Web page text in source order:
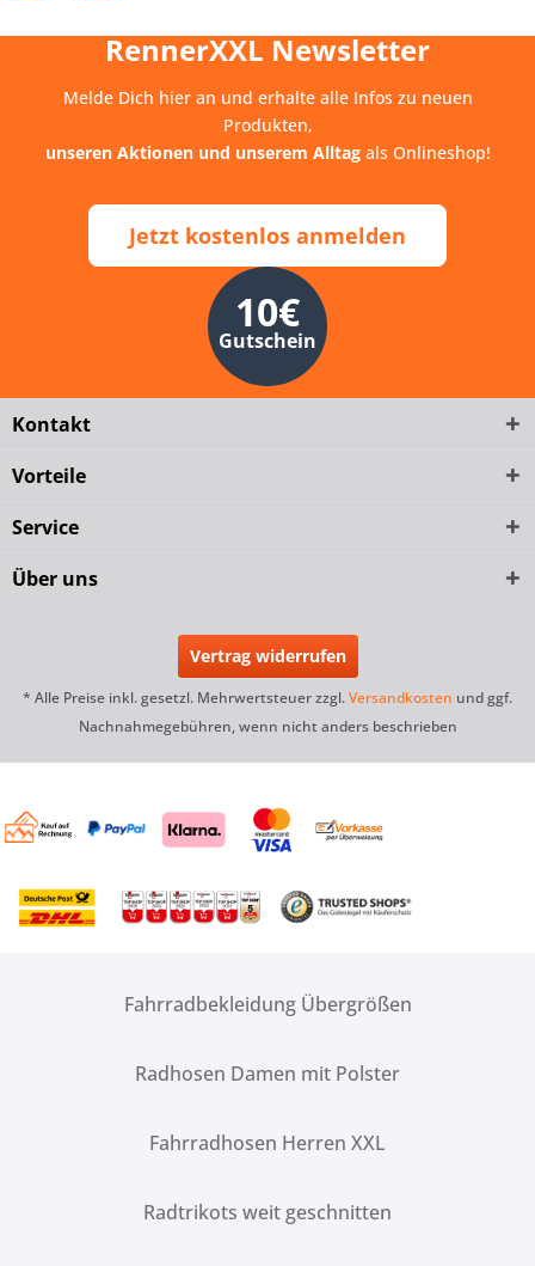
RennerXXL Newsletter
Melde Dich hier an und erhalte alle Infos zu neuen
Produkten,
unseren Aktionen und unserem Alltagals Onlineshop!
Jetzt kostenlos anmelden
10€
Gutschein
Kontakt
Vorteile
Service
Über uns
Vertrag widerrufen
* Alle Preise inkl. gesetzl. Mehrwertsteuer zzgl.Versandkosten und ggf.
Nachnahmegebühren, wenn nicht anders beschrieben
Fahrradbekleidung Übergrößen
Radhosen Damen mit Polster
Fahrradhosen Herren XXL
Radtrikots weit geschnitten